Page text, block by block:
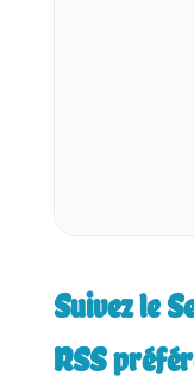
Suivez le
RSS